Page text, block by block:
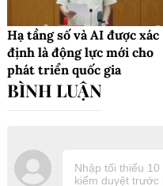
Hạ tầng số và AI được xác
định là động lực mới cho
phát triển quốc gia